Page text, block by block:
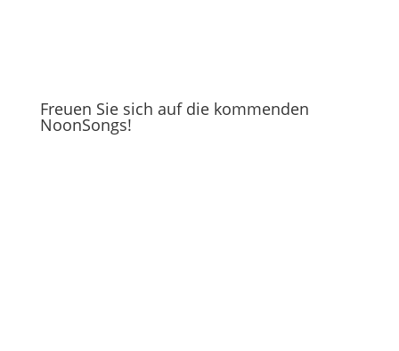
Freuen Sie sich auf die kommenden
NoonSongs!